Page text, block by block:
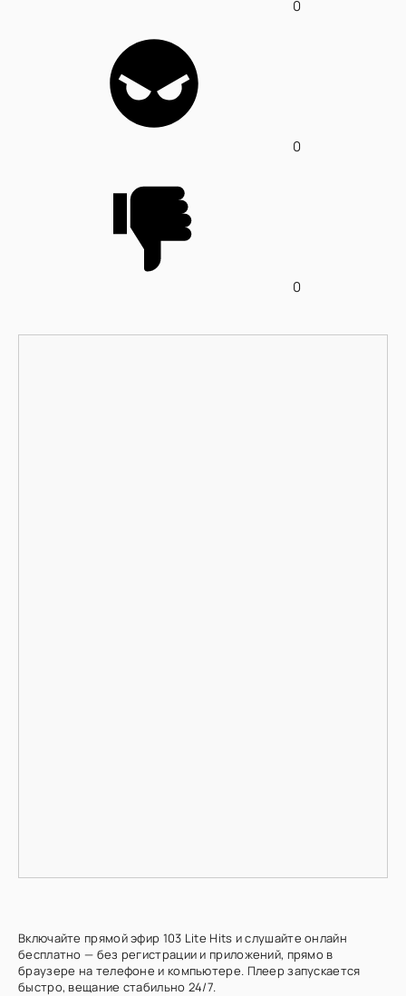
0
0
0
Включайте прямой эфир 103 Lite Hits и слушайте онлайн
бесплатно — без регистрации и приложений, прямо в
браузере на телефоне и компьютере. Плеер запускается
быстро, вещание стабильно 24/7.